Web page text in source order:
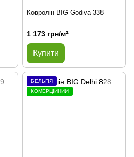
Ковролін BIG Godiva 338
1 173 грн/м²
Купити
БЕЛЬГІЯ
КОМЕРЦІЙНИЙ